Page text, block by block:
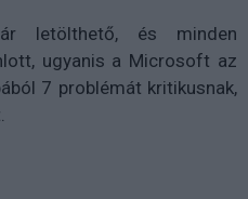
letölthető, és minden
ugyanis a Microsoft az
7 problémát kritikusnak,